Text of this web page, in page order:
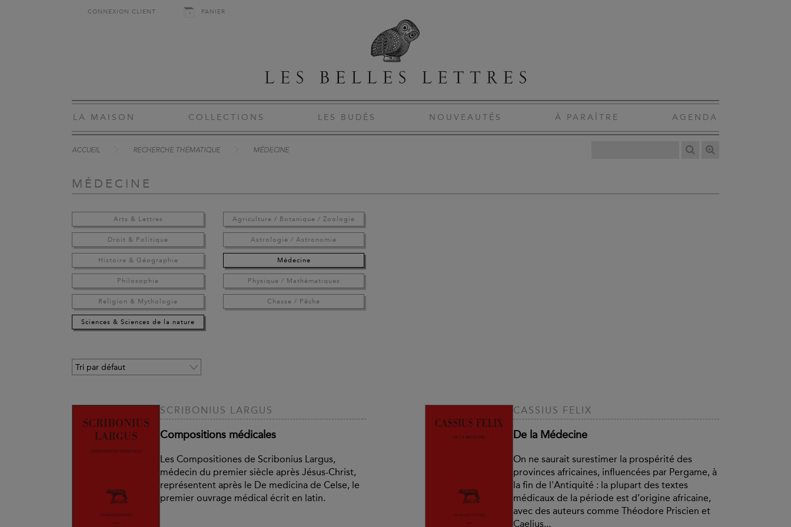
CONNEXION CLIENT PANIER
LA MAISON COLLECTIONS LES BUDÉS NOUVEAUTÉS À PARAÎTRE AGENDA
ACCUEIL RECHERCHE THÉMATIQUE MÉDECINE
MÉDECINE
Arts & Lettres
Droit & Politique
Histoire & Géographie
Philosophie
Religion & Mythologie
Sciences & Sciences de la nature
Agriculture / Botanique / Zoologie
Astrologie / Astronomie
Médecine
Physique / Mathématiques
Chasse / Pêche
SCRIBONIUS LARGUS
Compositions médicales
Les Compositiones de Scribonius Largus,
médecin du premier siècle après Jésus-Christ,
représentent après le De medicina de Celse, le
premier ouvrage médical écrit en latin.
CASSIUS FELIX
De la Médecine
On ne saurait surestimer la prospérité des
provinces africaines, influencées par Pergame, à
la fin de l'Antiquité : la plupart des textes
médicaux de la période est d’origine africaine,
avec des auteurs comme Théodore Priscien et
Caelius...